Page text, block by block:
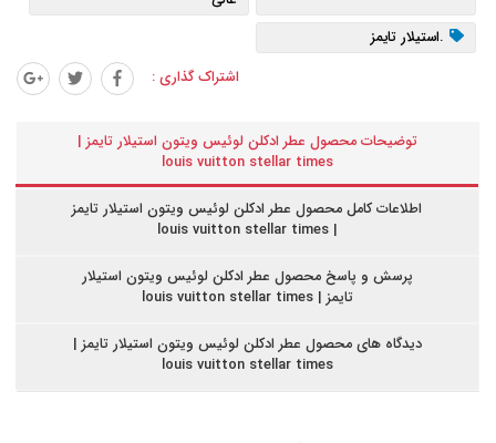
.استیلار تایمز
اشتراک گذاری :
توضیحات محصول عطر ادکلن لوئیس ویتون استیلار تایمز |
louis vuitton stellar times
اطلاعات کامل محصول عطر ادکلن لوئیس ویتون استیلار تایمز
| louis vuitton stellar times
پرسش و پاسخ محصول عطر ادکلن لوئیس ویتون استیلار
تایمز | louis vuitton stellar times
دیدگاه های محصول عطر ادکلن لوئیس ویتون استیلار تایمز |
louis vuitton stellar times